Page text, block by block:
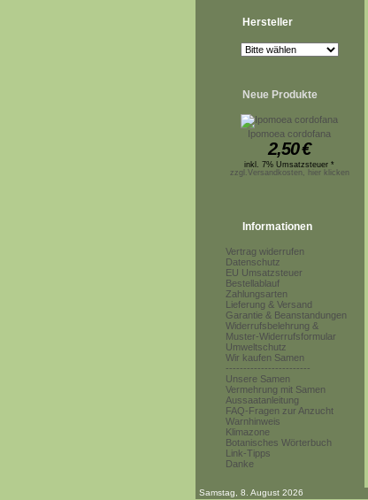
Hersteller
Neue Produkte
Ipomoea cordofana
2,50€
inkl. 7% Umsatzsteuer *
zzgl.Versandkosten, hier klicken
Informationen
Vertrag widerrufen
Datenschutz
EU Umsatzsteuer
Bestellablauf
Zahlungsarten
Lieferung & Versand
Garantie & Beanstandungen
Widerrufsbelehrung &
Muster-Widerrufsformular
Umweltschutz
Wir kaufen Samen
------------------------
Unsere Samen
Vermehrung mit Samen
Aussaatanleitung
FAQ-Fragen zur Anzucht
Warnhinweis
Klimazone
Botanisches Wörterbuch
Link-Tipps
Danke
Samstag, 8. August 2026